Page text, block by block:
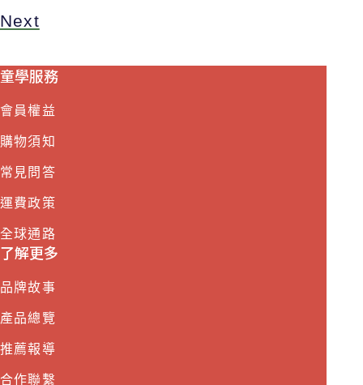
Next
童學服務
會員權益
購物須知
常見問答
運費政策
全球通路
了解更多
品牌故事
產品總覽
推薦報導
合作聯繫